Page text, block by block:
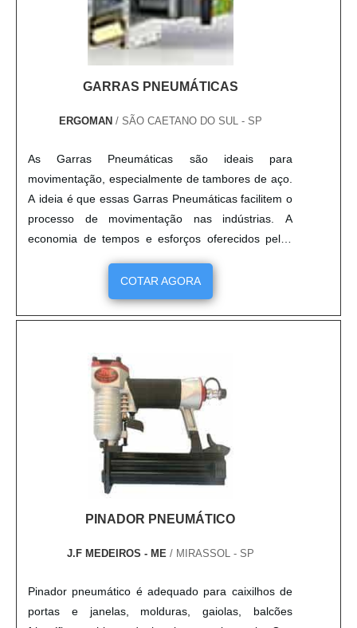
GARRAS PNEUMÁTICAS
ERGOMAN / SÃO CAETANO DO SUL - SP
As Garras Pneumáticas são ideais para
movimentação, especialmente de tambores de aço.
A ideia é que essas Garras Pneumáticas facilitem o
processo de movimentação nas indústrias. A
economia de tempos e esforços oferecidos pelas
Garras Pneumáticas, podem ser empregadas em
outros momentos do processo industrial. A
Ergoman acumula experiência e alta qualidade em
seus produtos, como nas Garras Pneumáticas,
COTAR AGORA
PINADOR PNEUMÁTICO
J.F MEDEIROS - ME/ MIRASSOL - SP
Pinador pneumático é adequado para caixilhos de
portas e janelas, molduras, gaiolas, balcões